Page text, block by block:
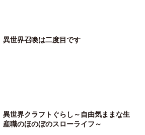
異世界召喚は二度目です
異世界クラフトぐらし～自由気ままな生
産職のほのぼのスローライフ～